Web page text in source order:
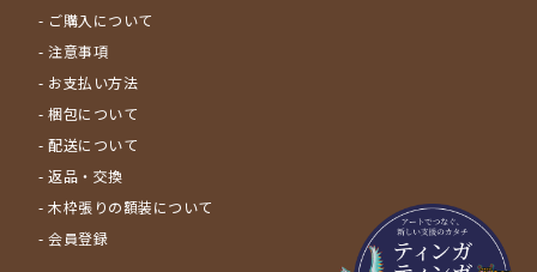
- ご購入について
- 注意事項
- お支払い方法
- 梱包について
- 配送について
- 返品・交換
- 木枠張りの額装について
- 会員登録